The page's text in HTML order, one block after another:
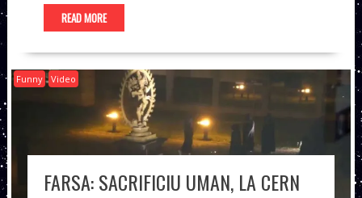
READ MORE
Funny Video
FARSA: SACRIFICIU UMAN, LA CERN